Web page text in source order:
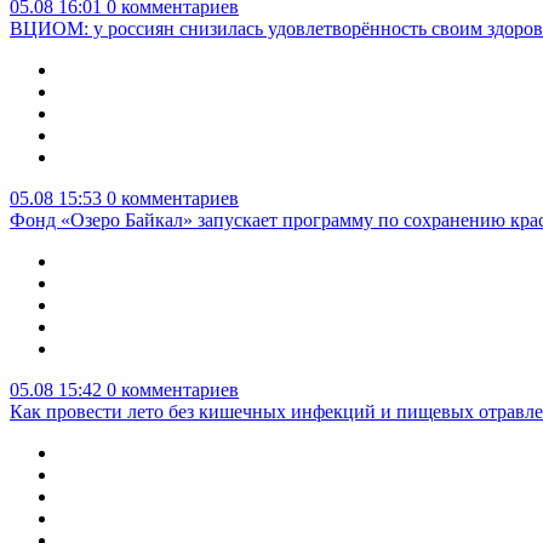
05.08 16:01 0 комментариев
ВЦИОМ: у россиян снизилась удовлетворённость своим
05.08 15:53 0 комментариев
Фонд «Озеро Байкал» запускает программу по сохранению
05.08 15:42 0 комментариев
Как провести лето без кишечных инфекций и пищевых